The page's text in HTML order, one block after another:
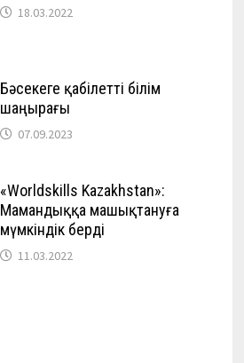
18.03.2022
Бәсекеге қабілетті білім
шаңырағы
07.09.2023
«Worldskills Kazakhstan»:
Мамандыққа машықтануға
мүмкіндік берді
11.03.2022